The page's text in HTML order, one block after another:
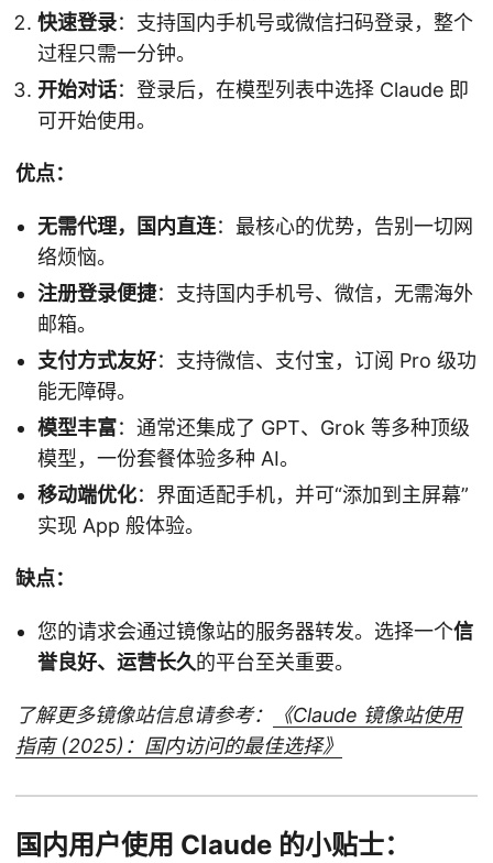
快速登录：支持国内手机号或微信扫码登录，整个
过程只需一分钟。
开始对话：登录后，在模型列表中选择 Claude 即
可开始使用。
优点：
无需代理，国内直连：最核心的优势，告别一切网
络烦恼。
注册登录便捷：支持国内手机号、微信，无需海外
邮箱。
支付方式友好：支持微信、支付宝，订阅 Pro 级功
能无障碍。
模型丰富：通常还集成了 GPT、Grok 等多种顶级
模型，一份套餐体验多种 AI。
移动端优化：界面适配手机，并可“添加到主屏幕”
实现 App 般体验。
缺点：
您的请求会通过镜像站的服务器转发。选择一个信
誉良好、运营长久的平台至关重要。
了解更多镜像站信息请参考：
《Claude 镜像站使用
指南 (2025)：国内访问的最佳选择》
国内用户使用 Claude 的小贴士：